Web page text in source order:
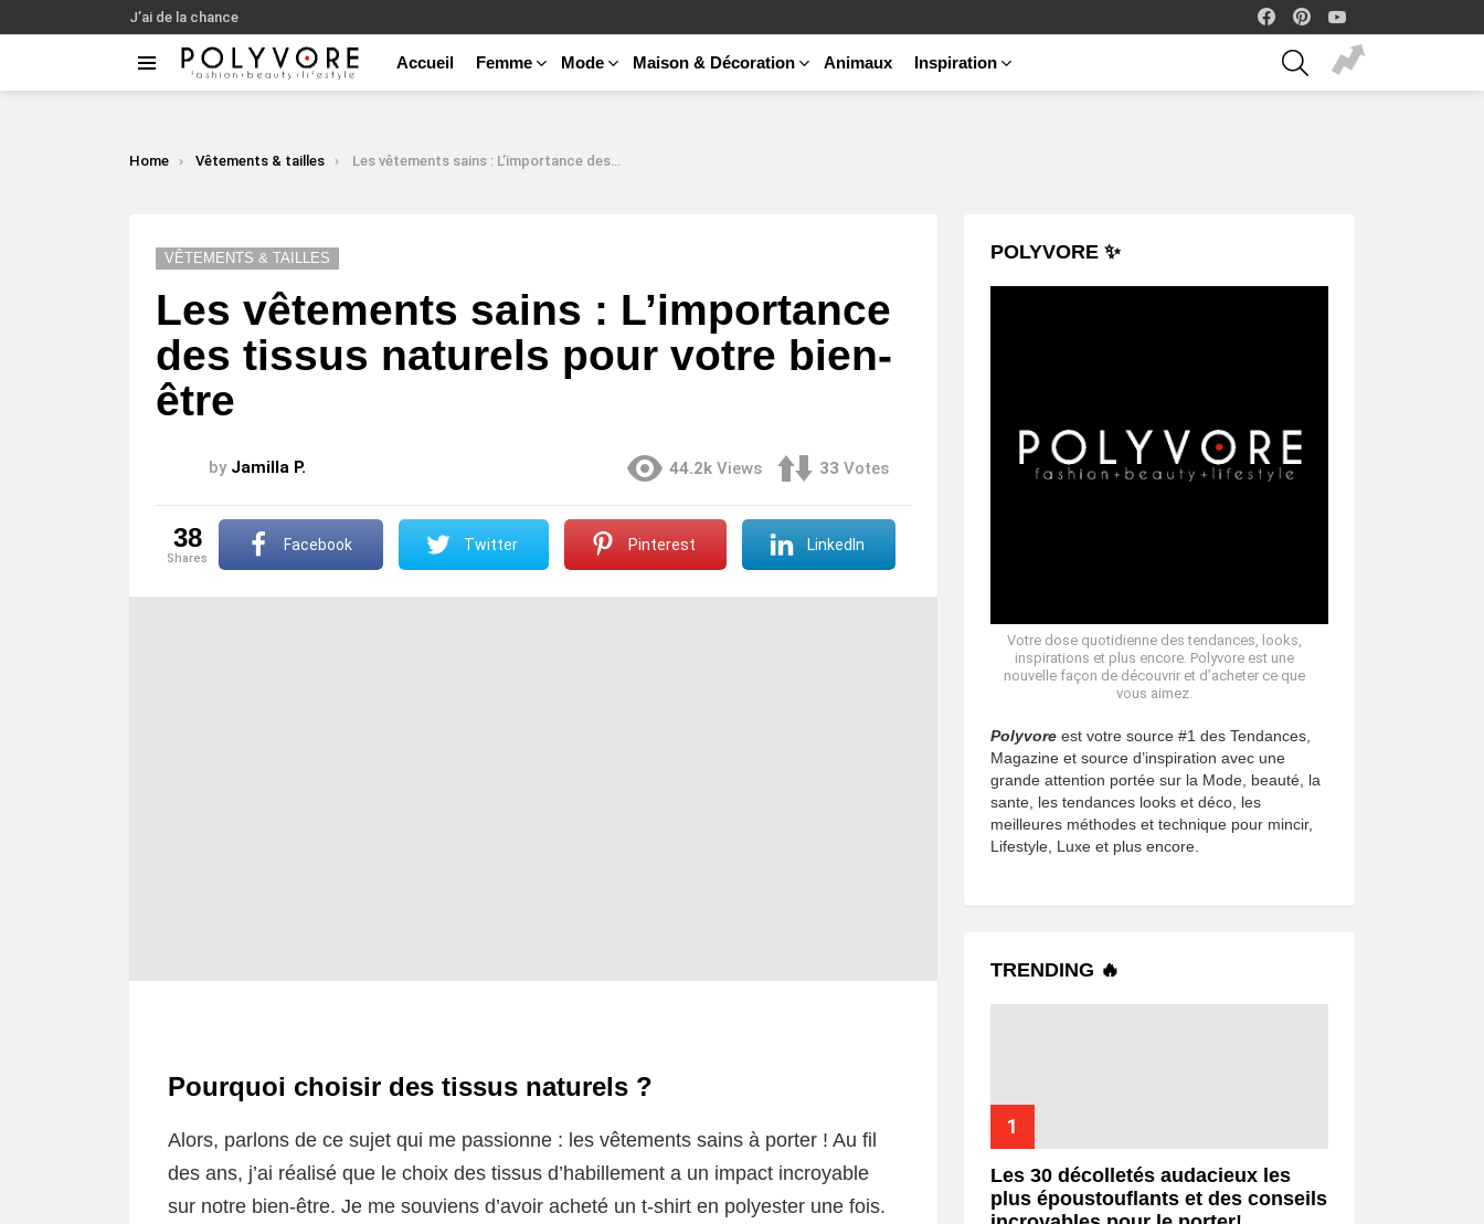
J’ai de la chance
facebook
Accueil Femme Mode Maison & Décoration Animaux Inspiration
SEARCH
You are here:
Home Vêtements & tailles Les vêtements sains : L’importance des tissus naturels pour votre bien-être
VÊTEMENTS & TAILLES
Les vêtements sains : L’importance
des tissus naturels pour votre bien-
être
by Jamilla P. 44.2k Views 33 Votes
38
shares
Facebook Twitter Pinterest LinkedIn
Pourquoi choisir des tissus naturels ?
Alors, parlons de ce sujet qui me passionne : les vêtements sains à porter ! Au fil
des ans, j’ai réalisé que le choix des tissus d’habillement a un impact incroyable
sur notre bien-être. Je me souviens d’avoir acheté un t-shirt en polyester une fois.
POLYVORE ✨
Votre dose quotidienne des tendances, looks,
inspirations et plus encore. Polyvore est une
nouvelle façon de découvrir et d’acheter ce que
vous aimez.
Polyvore est votre source #1 des Tendances,
Magazine et source d’inspiration avec une
grande attention portée sur la Mode, beauté, la
sante, les tendances looks et déco, les
meilleures méthodes et technique pour mincir,
Lifestyle, Luxe et plus encore.
TRENDING 🔥
Les 30 décolletés audacieux les
plus époustouflants et des conseils